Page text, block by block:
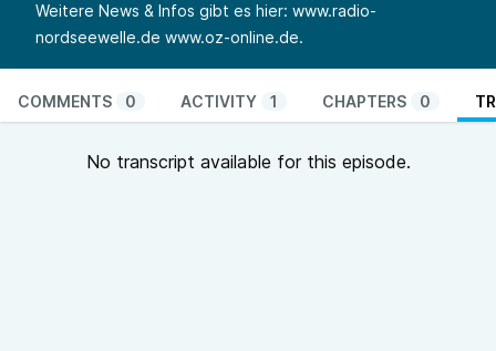
Weitere News & Infos gibt es hier: www.radio-
nordseewelle.de www.oz-online.de.
COMMENTS 0 ACTIVITY 1 CHAPTERS 0
No transcript available for this episode.